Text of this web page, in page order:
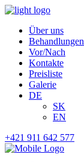
Über uns
Behandlungen
Vor/Nach
Kontakte
Preisliste
Galerie
DE
SK
EN
+421 911 642 577